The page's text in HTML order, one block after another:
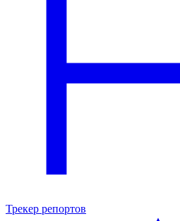
Трекер репортов